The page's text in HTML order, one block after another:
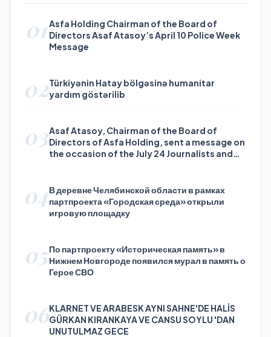
01Asfa Holding Chairman of the Board of
Directors Asaf Atasoy’s April 10 Police Week
Message
02Türkiyənin Hatay bölgəsinə humanitar
yardım göstərilib
03Asaf Atasoy, Chairman of the Board of
Directors of Asfa Holding, sent a message on
the occasion of the July 24 Journalists and
04В деревне Челябинской области в рамках
партпроекта «Городская среда» открыли
игровую площадку
05По партпроекту «Историческая память» в
Нижнем Новгороде появился мурал в память о
Герое СВО
06KLARNET VE ARABESK AYNI SAHNE'DE HALİS
GÜRKAN KIRANKAYA VE CANSU SOYLU 'DAN
UNUTULMAZ GECE